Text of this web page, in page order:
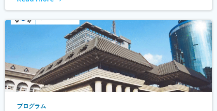
プログラム